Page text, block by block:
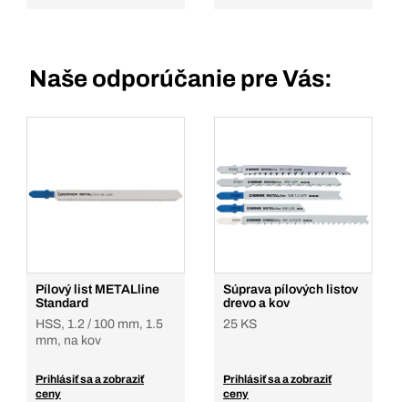
Naše odporúčanie pre Vás:
Pílový list METALline
Standard
HSS, 1.2 / 100 mm, 1.5
mm, na kov
Prihlásiť sa a zobraziť
ceny
Súprava pílových listov
drevo a kov
25 KS
Prihlásiť sa a zobraziť
ceny